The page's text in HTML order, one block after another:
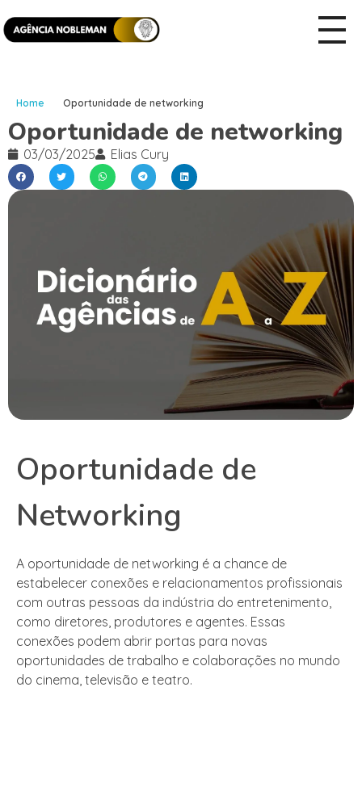
Home Oportunidade de networking
Oportunidade de networking
03/03/2025 Elias Cury
Oportunidade de
Networking
A oportunidade de networking é a chance de
estabelecer conexões e relacionamentos profissionais
com outras pessoas da indústria do entretenimento,
como diretores, produtores e agentes. Essas
conexões podem abrir portas para novas
oportunidades de trabalho e colaborações no mundo
do cinema, televisão e teatro.